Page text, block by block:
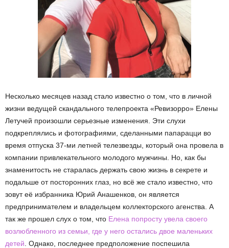
Несколько месяцев назад стало известно о том, что в личной
жизни ведущей скандального телепроекта «Ревизорро» Елены
Летучей произошли серьезные изменения. Эти слухи
подкреплялись и фотографиями, сделанными папарацци во
время отпуска 37-ми летней телезвезды, который она провела в
компании привлекательного молодого мужчины. Но, как бы
знаменитость не старалась держать свою жизнь в секрете и
подальше от посторонних глаз, но всё же стало известно, что
зовут её избранника Юрий Анашенков, он является
предпринимателем и владельцем коллекторского агенства. А
так же прошел слух о том, что Елена попросту увела своего
возлюбленного из семьи, где у него остались двое маленьких
детей . Однако, последнее предположение поспешила